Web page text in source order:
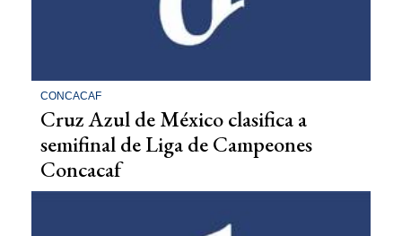
CONCACAF
Cruz Azul de México clasifica a
semifinal de Liga de Campeones
Concacaf